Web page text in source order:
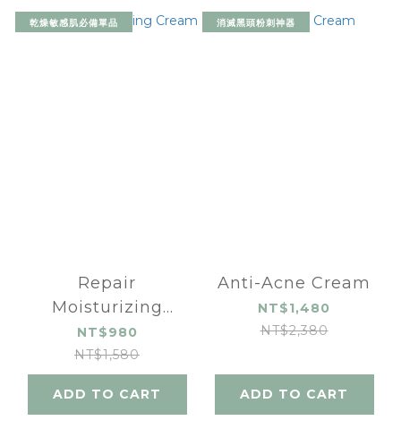
乾燥敏感肌必備單品
Repair
Moisturizing
Cream
NT$980
NT$1,580
ADD TO CART
消滅黑頭粉刺神器
Anti-Acne Cream
NT$1,480
NT$2,380
ADD TO CART